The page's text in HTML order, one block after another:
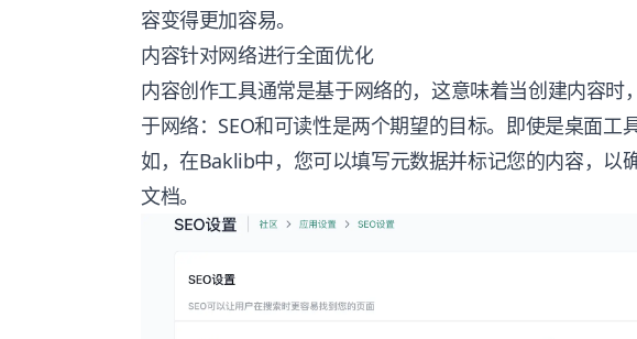
容变得更加容易。
内容针对网络进行全面优化
内容创作工具通常是基于网络的，这意味着当创建内容时
于网络：SEO和可读性是两个期望的目标。即使是桌面工
如，在Baklib中，您可以填写元数据并标记您的内容，以
文档。